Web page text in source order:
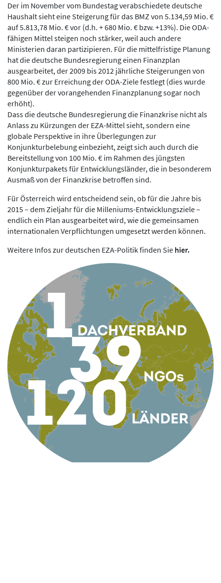
Der im November vom Bundestag verabschiedete deutsche
Haushalt sieht eine Steigerung für das BMZ von 5.134,59 Mio. €
auf 5.813,78 Mio. € vor (d.h. + 680 Mio. € bzw. +13%). Die ODA-
fähigen Mittel steigen noch stärker, weil auch andere
Ministerien daran partizipieren. Für die mittelfristige Planung
hat die deutsche Bundesregierung einen Finanzplan
ausgearbeitet, der 2009 bis 2012 jährliche Steigerungen von
800 Mio. € zur Erreichung der ODA-Ziele festlegt (dies wurde
gegenüber der vorangehenden Finanzplanung sogar noch
erhöht).
Dass die deutsche Bundesregierung die Finanzkrise nicht als
Anlass zu Kürzungen der EZA-Mittel sieht, sondern eine
globale Perspektive in ihre Überlegungen zur
Konjunkturbelebung einbezieht, zeigt sich auch durch die
Bereitstellung von 100 Mio. € im Rahmen des jüngsten
Konjunkturpakets für Entwicklungsländer, die in besonderem
Ausmaß von der Finanzkrise betroffen sind.
Für Österreich wird entscheidend sein, ob für die Jahre bis
2015 – dem Zieljahr für die Milleniums-Entwicklungsziele –
endlich ein Plan ausgearbeitet wird, wie die gemeinsamen
internationalen Verpflichtungen umgesetzt werden können.
Weitere Infos zur deutschen EZA-Politik finden Sie hier.